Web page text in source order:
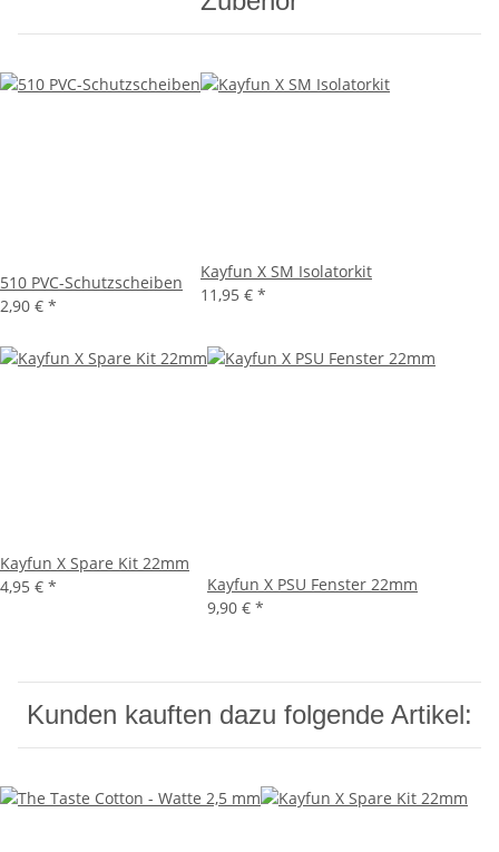
510 PVC-Schutzscheiben
2,90 € *
Kayfun X SM Isolatorkit
11,95 € *
Kayfun X Spare Kit 22mm
4,95 € *
Kayfun X PSU Fenster 22mm
9,90 € *
Kunden kauften dazu folgende Artikel: